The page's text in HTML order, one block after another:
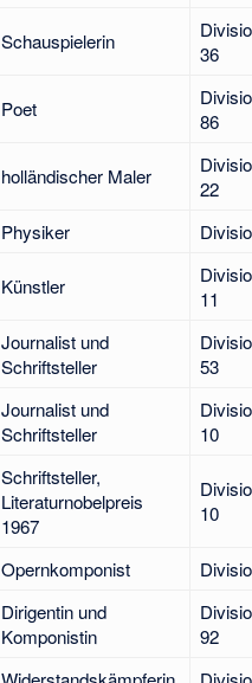
Schauspielerin
36
Poet
86
holländischer Maler
22
Physiker
Künstler
11
Journalist und
Schriftsteller
53
Journalist und
Schriftsteller
10
Schriftsteller,
Literaturnobelpreis
1967
10
Opernkomponist
Dirigentin und
Komponistin
92